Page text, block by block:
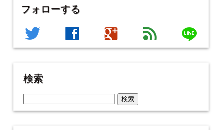
フォローする
twitter facebook google feed line
検索
索: